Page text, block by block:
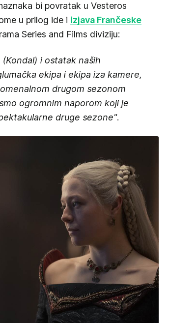
bi povratak u Vesteros
u prilog ide i izjava Frančeske
Series and Films diviziju:
i ostatak naših
ekipa i ekipa iza kamere,
drugom sezonom
ogromnim naporom koji je
druge sezone".